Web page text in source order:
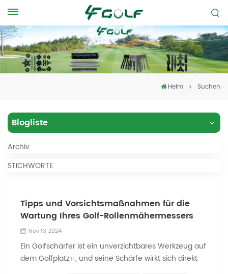
Heim Suchen
Blogliste
Archiv
STICHWORTE
Tipps und Vorsichtsmaßnahmen für die
Wartung Ihres Golf-Rollenmähermessers
Nov 13, 2024
Ein Golfschärfer ist ein unverzichtbares Werkzeug auf
dem Golfplatz✨, und seine Schärfe wirkt sich direkt